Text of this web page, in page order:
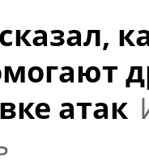
атак